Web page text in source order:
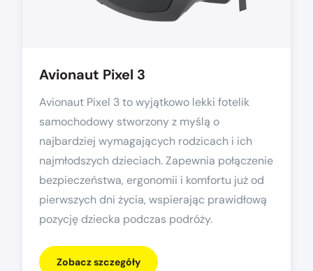
Avionaut Pixel 3
Avionaut Pixel 3 to wyjątkowo lekki fotelik
samochodowy stworzony z myślą o
najbardziej wymagających rodzicach i ich
najmłodszych dzieciach. Zapewnia połączenie
bezpieczeństwa, ergonomii i komfortu już od
pierwszych dni życia, wspierając prawidłową
pozycję dziecka podczas podróży.
Zobacz szczegóły